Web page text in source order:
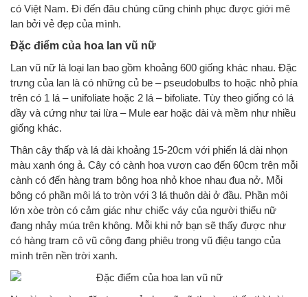
có Việt Nam. Đi đến đâu chúng cũng chinh phục được giới mê
lan bởi vẻ đẹp của mình.
Đặc điểm của hoa lan vũ nữ
Lan vũ nữ là loại lan bao gồm khoảng 600 giống khác nhau. Đặc
trưng của lan là có những củ be – pseudobulbs to hoặc nhỏ phía
trên có 1 lá – unifoliate hoặc 2 lá – bifoliate. Tùy theo giống có lá
dầy và cứng như tai lừa – Mule ear hoặc dài và mềm như nhiều
giống khác.
Thân cây thấp và lá dài khoảng 15-20cm với phiến lá dài nhọn
màu xanh óng ả. Cây có cành hoa vươn cao đến 60cm trên mỗi
cành có đến hàng tram bông hoa nhỏ khoe nhau đua nở. Mỗi
bông có phần môi lá to tròn với 3 lá thuôn dài ở đầu. Phần môi
lớn xòe tròn có cảm giác như chiếc váy của người thiếu nữ
đang nhảy múa trên không. Mỗi khi nở bạn sẽ thấy được như
có hàng tram cô vũ công đang phiêu trong vũ điệu tango của
mình trên nền trời xanh.